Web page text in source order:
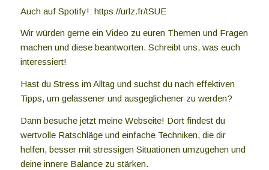
Auch auf Spotify!: https://urlz.fr/tSUE
Wir würden gerne ein Video zu euren Themen und Fragen
machen und diese beantworten. Schreibt uns, was euch
interessiert!
Hast du Stress im Alltag und suchst du nach effektiven
Tipps, um gelassener und ausgeglichener zu werden?
Dann besuche jetzt meine Webseite! Dort findest du
wertvolle Ratschläge und einfache Techniken, die dir
helfen, besser mit stressigen Situationen umzugehen und
deine innere Balance zu stärken.